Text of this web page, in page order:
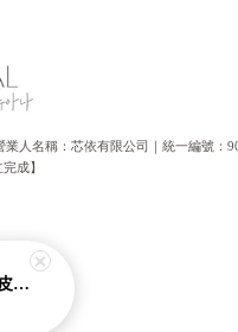
人名稱：芯依有限公司｜統一編號：
成】
𝐧𝐞𝐰𝐚𝐧𝐚 韓系霧面感・麂皮水桶南瓜包｜通勤日常包｜高級皮革｜現貨＋預購【nk62】